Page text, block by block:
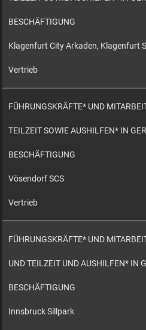
BESCHÄFTIGUNG
Klagenfurt City Arkaden, Klagenfurt
Vertrieb
FÜHRUNGSKRÄFTE* UND
TEILZEIT SOWIE AUSHILFEN* IN
BESCHÄFTIGUNG
Vösendorf SCS
Vertrieb
FÜHRUNGSKRÄFTE* UND
UND TEILZEIT UND AUSHILFEN* IN
BESCHÄFTIGUNG
Innsbruck Sillpark